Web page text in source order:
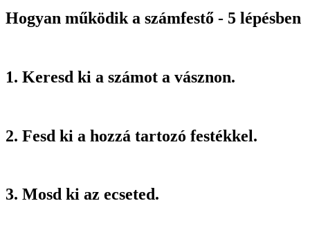
Hogyan működik a számfestő - 5 lépésben
1. Keresd ki a számot a vásznon.
2. Fesd ki a hozzá tartozó festékkel.
3. Mosd ki az ecseted.